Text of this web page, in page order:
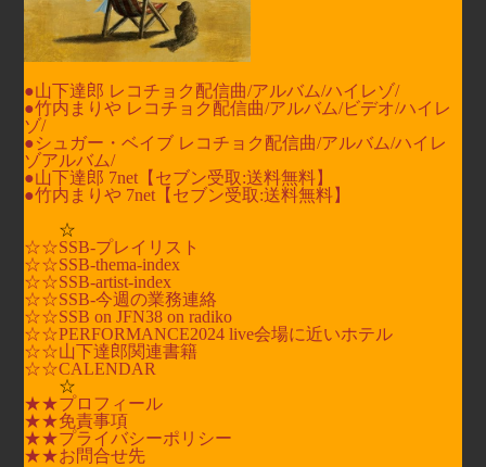
●山下達郎 レコチョク配信曲/アルバム/ハイレゾ/
●竹内まりや レコチョク配信曲/アルバム/ビデオ/ハイレ
ゾ/
●シュガー・ベイブ レコチョク配信曲/アルバム/ハイレ
ゾアルバム/
●山下達郎 7net【セブン受取:送料無料】
●竹内まりや 7net【セブン受取:送料無料】
☆
☆☆SSB-プレイリスト
☆☆SSB-thema-index
☆☆SSB-artist-index
☆☆SSB-今週の業務連絡
☆☆SSB on JFN38 on radiko
☆☆PERFORMANCE2024 live会場に近いホテル
☆☆山下達郎関連書籍
☆☆CALENDAR
☆
★★プロフィール
★★免責事項
★★プライバシーポリシー
★★お問合せ先